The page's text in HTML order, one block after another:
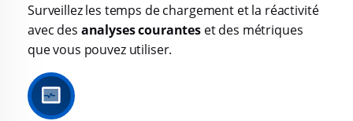
Surveillez les temps de chargement et la réactivité
avec des analyses couranteset des métriques
que vous pouvez utiliser.